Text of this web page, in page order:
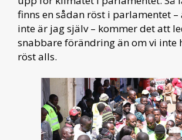
finns en sådan röst i parlamentet –
inte är jag själv – kommer det att
snabbare förändring än om vi inte
röst alls.